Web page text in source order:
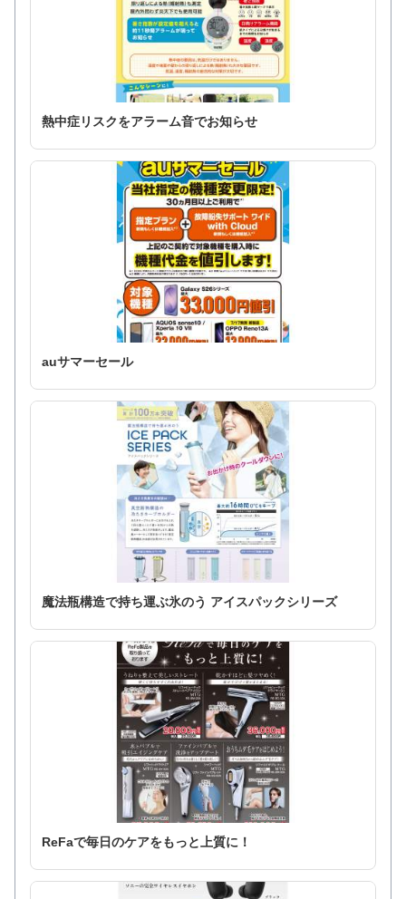
熱中症リスクをアラーム音でお知らせ
auサマーセール
魔法瓶構造で持ち運ぶ氷のう アイスパックシリーズ
ReFaで毎日のケアをもっと上質に！